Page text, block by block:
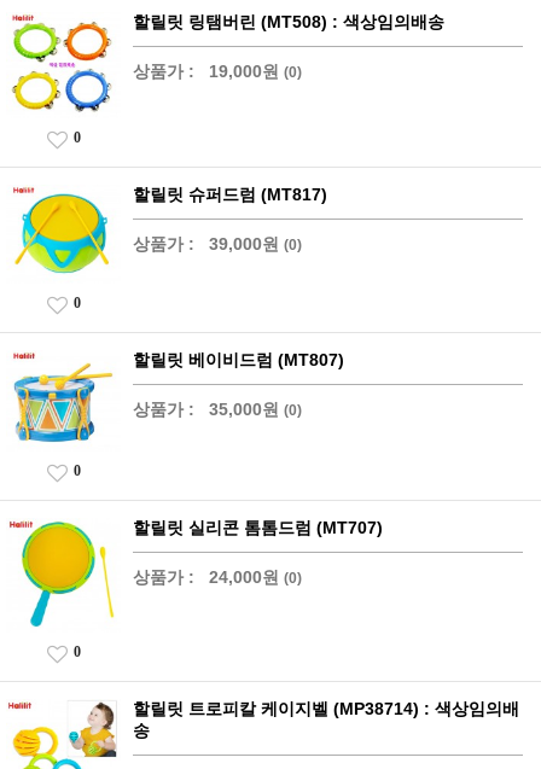
할릴릿 링탬버린 (MT508) : 색상임의배송
상품가 : 19,000원 (0)
0
할릴릿 슈퍼드럼 (MT817)
상품가 : 39,000원 (0)
0
할릴릿 베이비드럼 (MT807)
상품가 : 35,000원 (0)
0
할릴릿 실리콘 톰톰드럼 (MT707)
상품가 : 24,000원 (0)
0
할릴릿 트로피칼 케이지벨 (MP38714) : 색상임의배
송